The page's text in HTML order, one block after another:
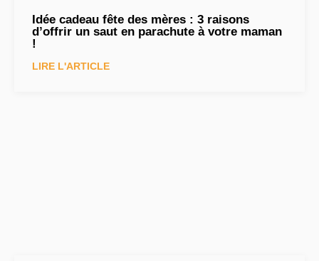
Idée cadeau fête des mères : 3 raisons
d’offrir un saut en parachute à votre maman
!
LIRE L'ARTICLE